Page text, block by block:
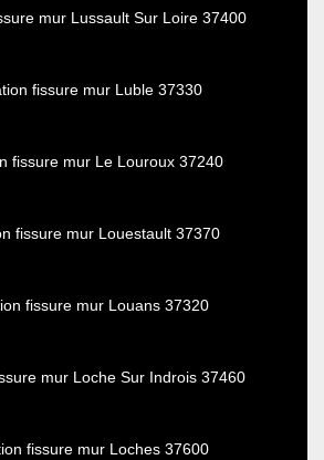
mur Lussault Sur Loire 37400
fissure mur Luble 37330
fissure mur Le Louroux 37240
fissure mur Louestault 37370
fissure mur Louans 37320
mur Loche Sur Indrois 37460
fissure mur Loches 37600